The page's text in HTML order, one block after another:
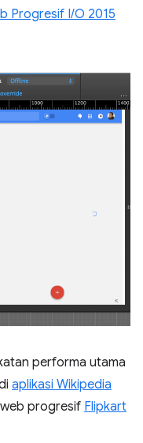
Progresif I/O 2015
performa utama
aplikasi Wikipedia
progresif Flipkart